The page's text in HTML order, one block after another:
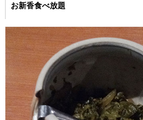
お新香食べ放題